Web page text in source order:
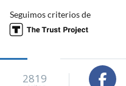
Seguimos criterios de
2819